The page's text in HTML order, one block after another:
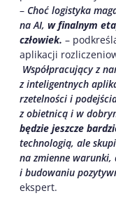
– Choć logistyka
na AI, w finalnym
człowiek. –
aplikacji
Współpracujący z
z inteligentnych
rzetelności i
z obietnicą i w
będzie jeszcze
technologią, ale
na zmienne warunki,
i budowaniu
ekspert.